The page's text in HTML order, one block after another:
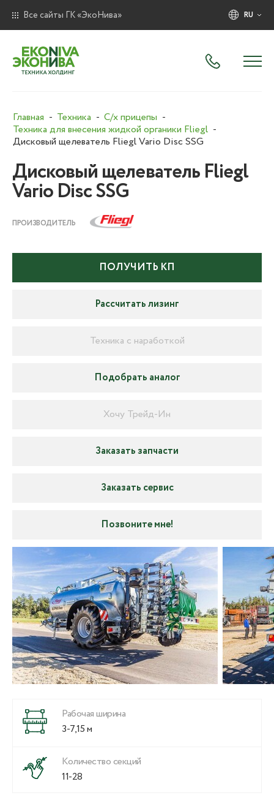
Все сайты ГК «ЭкоНива» RU
Главная Техника
С/х прицепы
Техника для внесения жидкой органики Fliegl
Дисковый щелеватель Fliegl Vario Disc SSG
Дисковый щелеватель Fliegl
Vario Disc SSG
ПРОИЗВОДИТЕЛЬ
ПОЛУЧИТЬ КП
Рассчитать лизинг
Техника с наработкой
Подобрать аналог
Хочу Трейд-Ин
Заказать запчасти
Заказать сервис
Позвоните мне!
Рабочая ширина
3-7,15 м
Количество секций
11-28